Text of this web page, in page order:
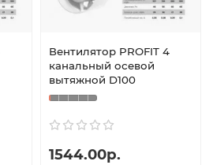
Вентилятор PROFIT 4
канальный осевой
вытяжной D100
1544.00р.